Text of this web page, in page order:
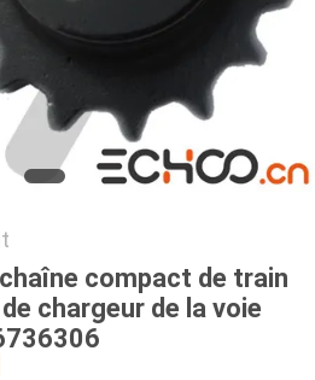
compact de train
chargeur de la voie